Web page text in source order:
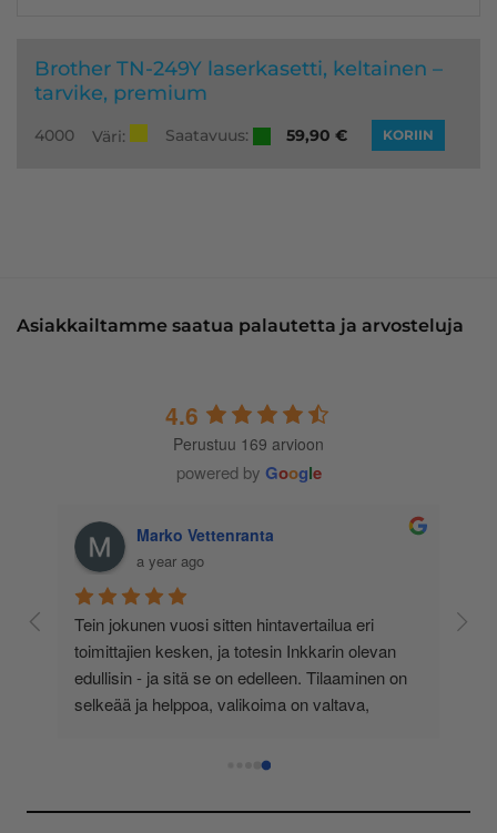
Brother TN-249Y laserkasetti, keltainen –
tarvike, premium
4000 Väri: Saatavuus: 59,90 € KORIIN
Asiakkailtamme saatua palautetta ja arvosteluja
4.6
Perustuu 169 arvioon
powered by Google
Marko Vettenranta
a year ago
Tein jokunen vuosi sitten hintavertailua eri
toimittajien kesken, ja totesin Inkkarin olevan
edullisin - ja sitä se on edelleen. Tilaaminen on
selkeää ja helppoa, valikoima on valtava,
asiakaspalvelu todella ripeää (s-postin kautta) ja
oli noudettavissa postin lokerosta tänään!! En